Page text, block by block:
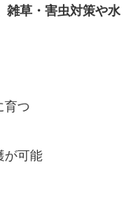
雑草・害虫対策や水
育つ
が可能